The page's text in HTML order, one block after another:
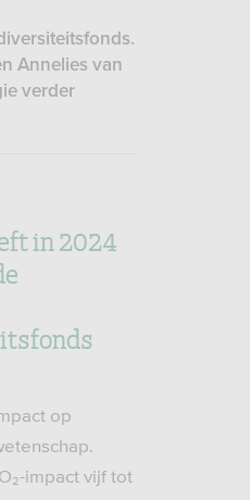
Annelies van
verder
in 2024
op
impact vijf tot